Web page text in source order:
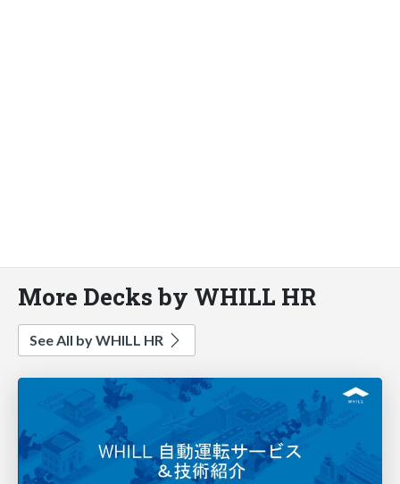
More Decks by WHILL HR
See All by WHILL HR